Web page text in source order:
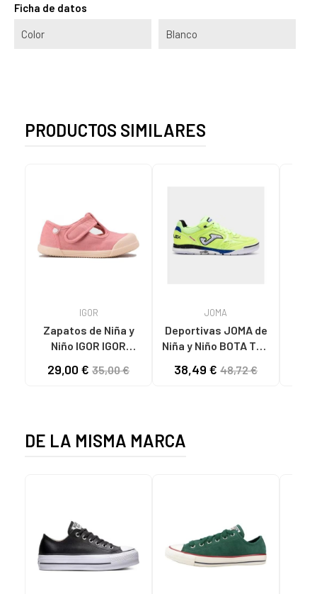
Ficha de datos
Color Blanco
PRODUCTOS SIMILARES
IGOR
Zapatos de Niña y
Niño IGOR IGOR
CONCEPT LONA 383
29,00 € 35,00 €
JOMA
Deportivas JOMA de
Niña y Niño BOTA TOP
COLORES
38,49 € 48,72 €
DE LA MISMA MARCA